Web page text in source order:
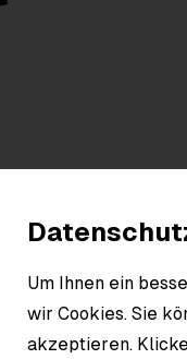
Um Ihnen ein
wir Cookies. Sie
akzeptieren.